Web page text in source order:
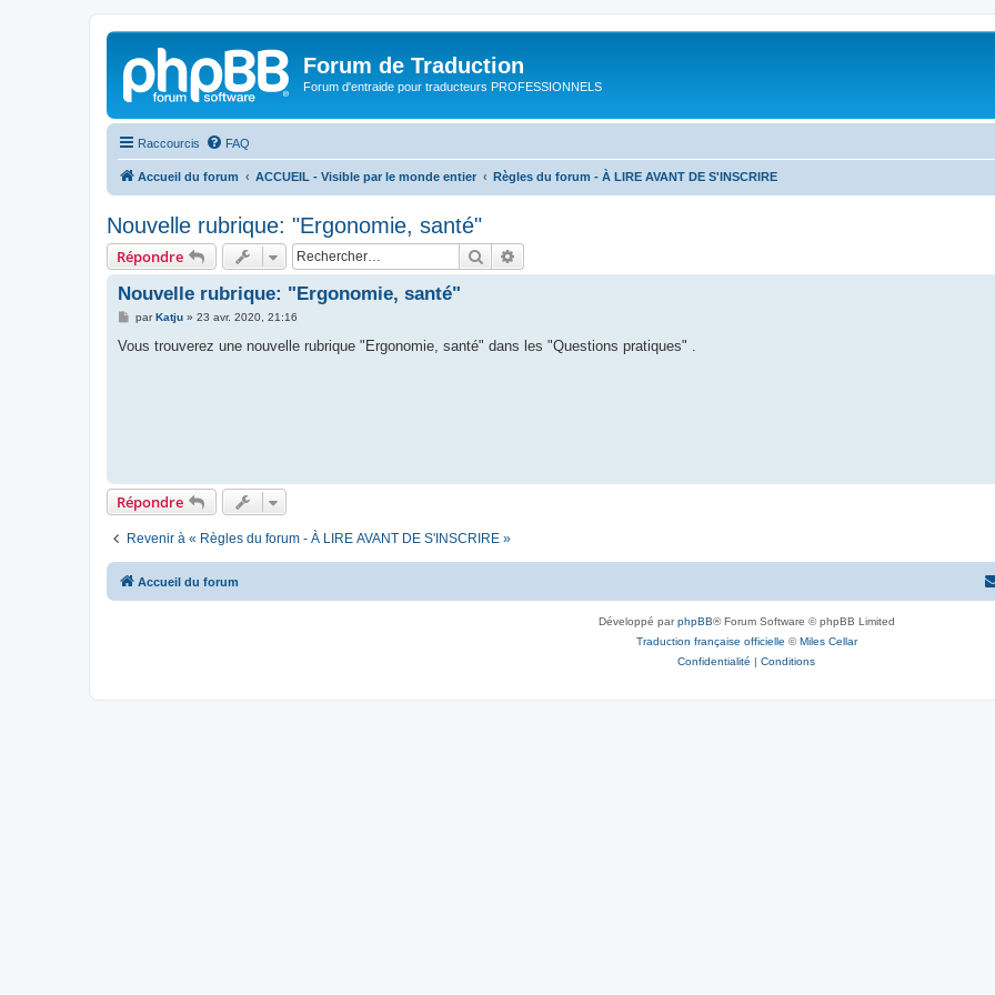
Forum de Traduction
Forum d'entraide pour traducteurs PROFESSIONNELS
Raccourcis FAQ
Accueil du forum ACCUEIL - Visible par le monde entier Règles du forum - À LIRE AVANT DE S'INSCRIRE
Nouvelle rubrique: "Ergonomie, santé"
Répondre Rechercher
Nouvelle rubrique: "Ergonomie, santé"
M
s
parKatju» 23 avr. 2020, 21:16
Vous trouverez une nouvelle rubrique "Ergonomie, santé" dans les "Questions pratiques" .
Répondre
Revenir à « Règles du forum - À LIRE AVANT DE S'INSCRIRE »
Accueil du forum
Développé parphpBB® Forum Software © phpBB Limited
Traduction française officielle ©Miles Cellar
Confidentialité | Conditions